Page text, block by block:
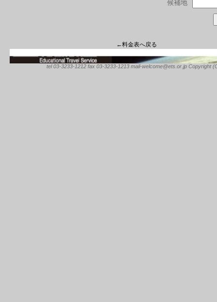
候補地
←料金表へ戻る
tel 03-3233-1212 fax 03-3233-1213 mail-welcome@ets.or.jp Copyright